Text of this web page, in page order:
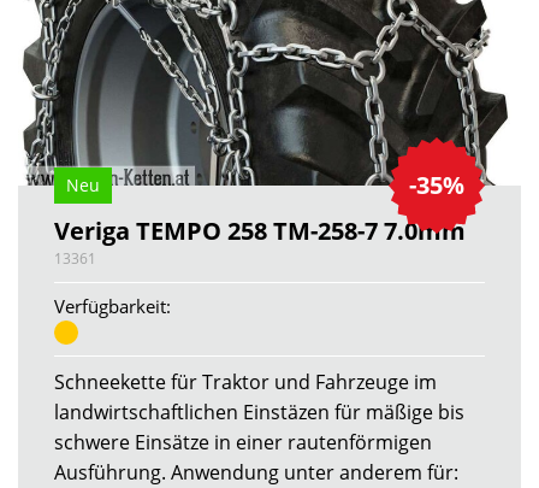
-35%
Neu
Veriga TEMPO 258 TM-258-7 7.0mm
13361
Verfügbarkeit:
Schneekette für Traktor und Fahrzeuge im
landwirtschaftlichen Einstäzen für mäßige bis
schwere Einsätze in einer rautenförmigen
Ausführung. Anwendung unter anderem für: